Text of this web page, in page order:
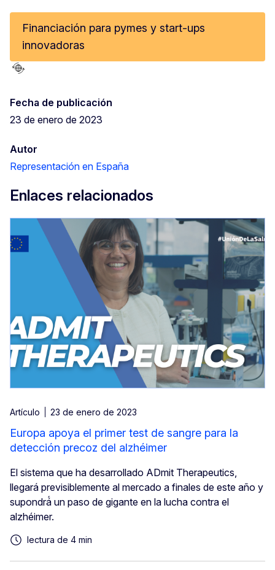
Financiación para pymes y start-ups
innovadoras
Fecha de publicación
23 de enero de 2023
Autor
Representación en España
Enlaces relacionados
Artículo 23 de enero de 2023
Europa apoya el primer test de sangre para la
detección precoz del alzhéimer
El sistema que ha desarrollado ADmit Therapeutics,
llegará previsiblemente al mercado a finales de este año y
supondrá́ un paso de gigante en la lucha contra el
alzhéimer.
lectura de 4 min